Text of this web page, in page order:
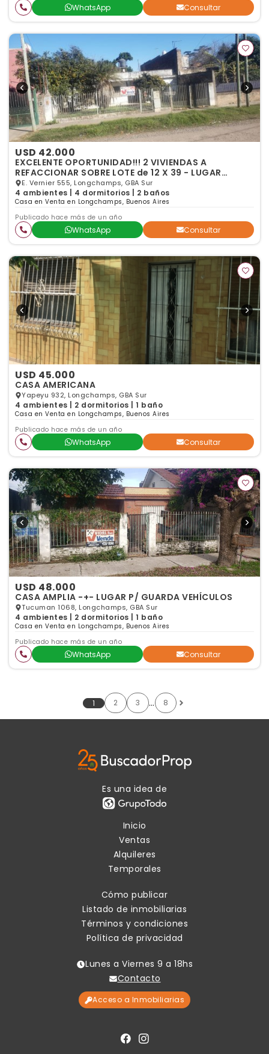
WhatsApp Consultar
USD 42.000
EXCELENTE OPORTUNIDAD!!! 2 VIVIENDAS A
REFACCIONAR SOBRE LOTE de 12 X 39 - LUGAR
COCHERA -
E. Vernier 555, Longchamps, GBA Sur
4 ambientes | 4 dormitorios | 2 baños
Casa en Venta en Longchamps, Buenos Aires
Publicado hace más de un año
WhatsApp Consultar
USD 45.000
CASA AMERICANA
Yapeyu 932, Longchamps, GBA Sur
4 ambientes | 2 dormitorios | 1 baño
Casa en Venta en Longchamps, Buenos Aires
Publicado hace más de un año
WhatsApp Consultar
USD 48.000
CASA AMPLIA -+- LUGAR P/ GUARDA VEHÍCULOS
Tucuman 1068, Longchamps, GBA Sur
4 ambientes | 2 dormitorios | 1 baño
Casa en Venta en Longchamps, Buenos Aires
Publicado hace más de un año
WhatsApp Consultar
1 2 3 … 8
Es una idea de
Inicio
Ventas
Alquileres
Temporales
Cómo publicar
Listado de inmobiliarias
Términos y condiciones
Política de privacidad
Lunes a Viernes 9 a 18hs
Contacto
Acceso a Inmobiliarias